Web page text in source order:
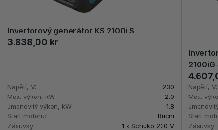
Invertorový generátor KS 2100i S
3.838,00 kr
Napětí, V:
230
Max. výkon, kW:
2.0
Jmenovitý výkon, kW:
1.8
Start motoru:
Ruční
Zásuvky:
1 x Schuko 230 V
2100iG
Napětí, V:
Max.
Start
Zásuvky: